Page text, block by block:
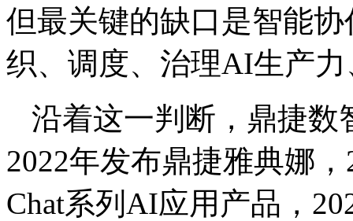
但最关键的缺口是智能协
织、调度、治理AI生产
沿着这一判断，鼎捷
2022年发布鼎捷雅典娜
Chat系列AI应用产品，